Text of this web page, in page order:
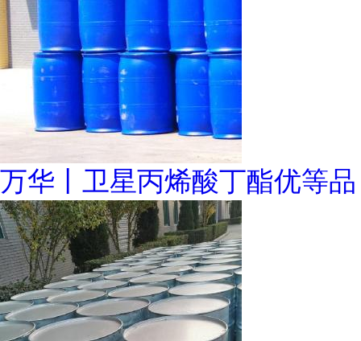
万华丨卫星丙烯酸丁酯优等品